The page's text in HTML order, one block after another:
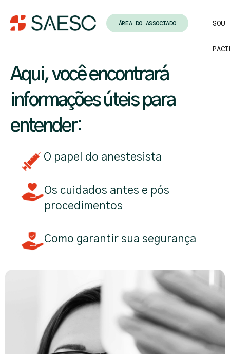
SOU
ÁREA DO ASSOCIADO
Aqui, você encontrará
informações úteis para
entender:
O papel do anestesista
Os cuidados antes e pós
procedimentos
Como garantir sua segurança